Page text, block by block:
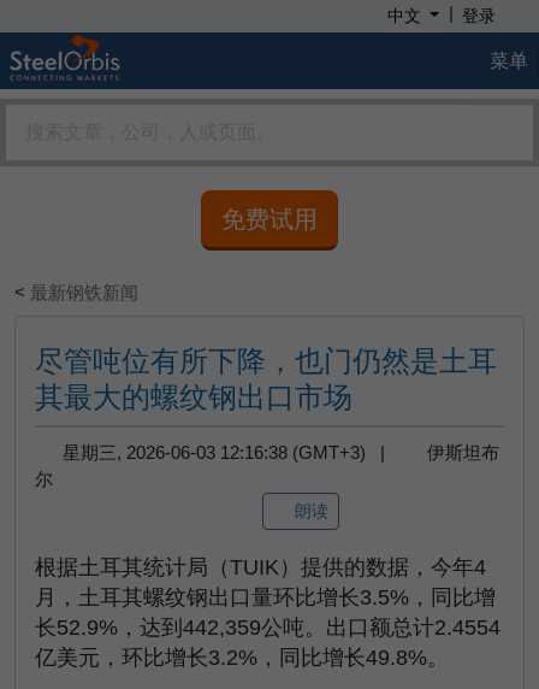
中文 | 登录
菜单
免费试用
< 最新钢铁新闻
尽管吨位有所下降，也门仍然是土耳
其最大的螺纹钢出口市场
星期三, 2026-06-03 12:16:38 (GMT+3) |
伊斯坦布
尔
朗读
根据土耳其统计局（TUIK）提供的数据，今年4
月，土耳其螺纹钢出口量环比增长3.5%，同比增
长52.9%，达到442,359公吨。出口额总计2.4554
亿美元，环比增长3.2%，同比增长49.8%。